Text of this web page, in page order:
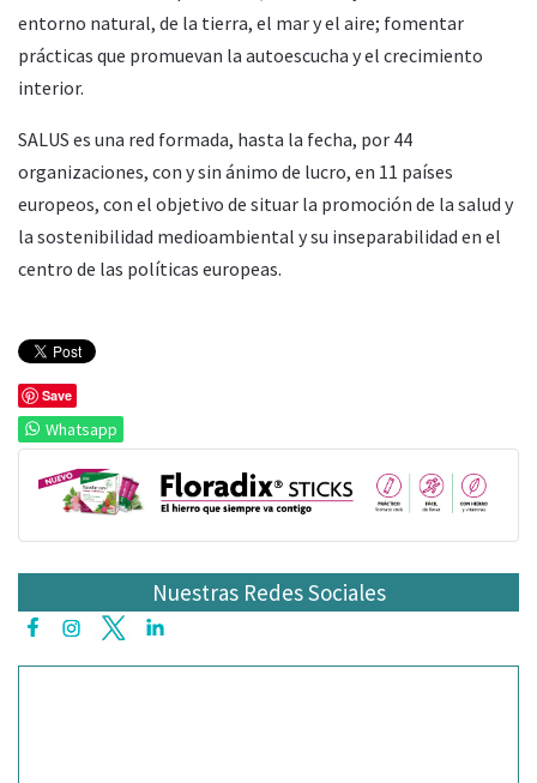
entorno natural, de la tierra, el mar y el aire; fomentar
prácticas que promuevan la autoescucha y el crecimiento
interior.
SALUS es una red formada, hasta la fecha, por 44
organizaciones, con y sin ánimo de lucro, en 11 países
europeos, con el objetivo de situar la promoción de la salud y
la sostenibilidad medioambiental y su inseparabilidad en el
centro de las políticas europeas.
Save
Whatsapp
Nuestras Redes Sociales